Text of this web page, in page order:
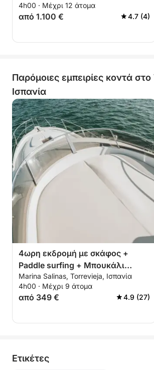
4h00 · Μέχρι 12 άτομα
από 1.100 € 4.7 (4)
Παρόμοιες εμπειρίες κοντά
Ισπανία
4ωρη εκδρομή με σκάφος +
Paddle surfing + Μπουκάλι
premium Cava - ALL INCLUSIVE
Marina Salinas, Torrevieja, Ισπανία
4h00 · Μέχρι 9 άτομα
από 349 € 4.9 (27)
Eτικέτες